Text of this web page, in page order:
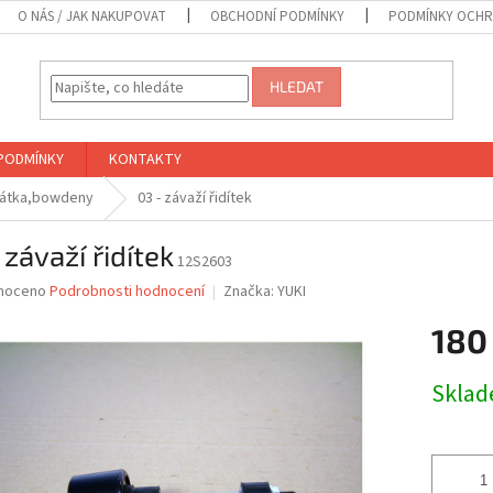
O NÁS / JAK NAKUPOVAT OBCHODNÍ PODMÍNKY PODMÍNKY
HLEDAT
KONTAKTY
03 - závaží řidítek
řidítek12S2603
Podrobnosti hodnocení Značka: YUKI
180
cena: